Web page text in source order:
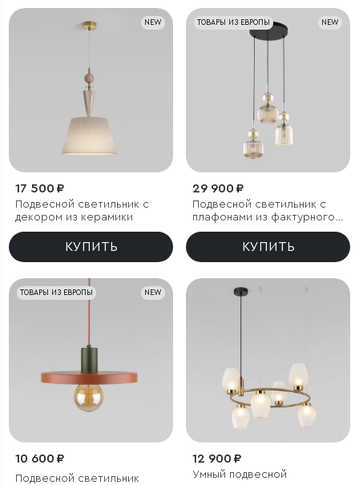
NEW
17 500 ₽
Подвесной светильник с
декором из керамики
КУПИТЬ
NEW
ТОВАРЫ ИЗ ЕВРОПЫ
29 900 ₽
Подвесной светильник с
плафонами из фактурного
стекла
КУПИТЬ
NEW
ТОВАРЫ ИЗ ЕВРОПЫ
10 600 ₽
Подвесной светильник
12 900 ₽
Умный подвесной